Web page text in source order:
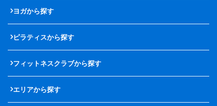
ヨガから探す
ピラティスから探す
フィットネスクラブから探す
エリアから探す